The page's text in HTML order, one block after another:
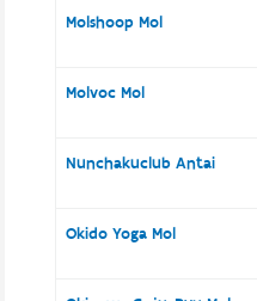
Molshoop Mol
Molvoc Mol
Nunchakuclub Antai
Okido Yoga Mol